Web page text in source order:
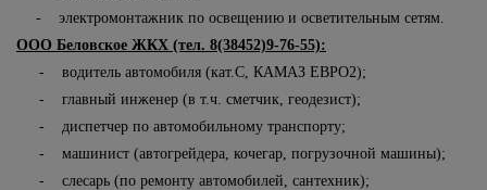
- электромонтажник по освещению и осветительным сетям.
ООО Беловское ЖКХ (тел. 8(38452)9-76-55):
- водитель автомобиля (кат.С, КАМАЗ ЕВРО2);
- главный инженер (в т.ч. сметчик, геодезист);
- диспетчер по автомобильному транспорту;
- машинист (автогрейдера, кочегар, погрузочной машины);
- слесарь (по ремонту автомобилей, сантехник);